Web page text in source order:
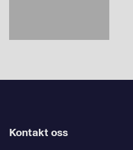
Kontakt oss